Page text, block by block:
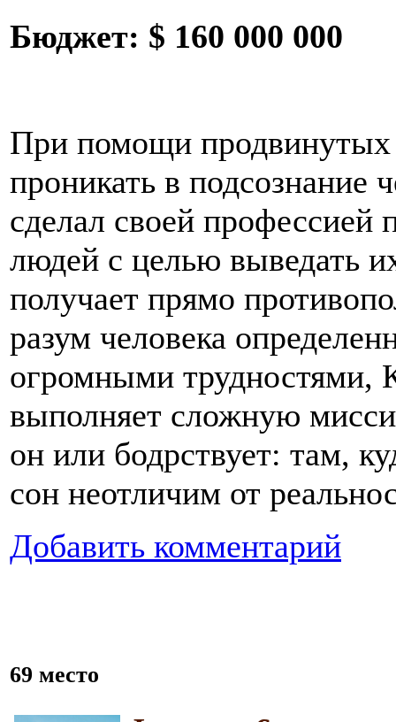
Бюджет: $ 160 000 000
При помощи продвинутых
проникать в подсознание
сделал своей
людей с целью выведать
получает прямо
разум человека
огромными трудностями,
выполняет сложную
он или бодрствует: там,
сон неотличим от
Добавить комментарий
69 место